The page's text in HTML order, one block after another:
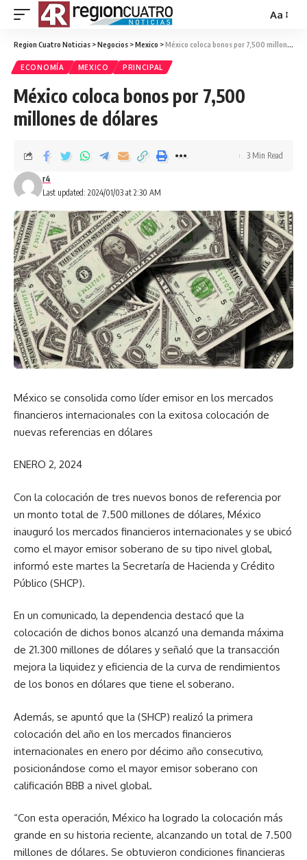
Aa
Region Cuatro Noticias >Negocios >Mexico >México coloca bonos por 7,500 millones de dólares
ECONOMÍA MEXICO PRINCIPAL
México coloca bonos por 7,500
millones de dólares
Last updated: 2024/01/03 at 2:30 AM
r4
3 Min Read
México se consolida como líder emisor en los mercados
financieros internacionales con la exitosa colocación de
nuevas referencias en dólares
ENERO 2, 2024
Con la colocación de tres nuevos bonos de referencia por
un monto total de 7.500 millones de dólares, México
inauguró los mercados financieros internacionales y se ubicó
como el mayor emisor soberano de su tipo nivel global,
informó este martes la Secretaría de Hacienda y Crédito
Público (SHCP).
En un comunicado, la dependencia destacó que la
colocación de dichos bonos alcanzó una demanda máxima
de 21.300 millones de dólares y señaló que la transacción
mejora la liquidez y eficiencia de la curva de rendimientos
de los bonos en dólares que tiene el soberano.
Además, se apuntó que la (SHCP) realizó la primera
colocación del año en los mercados financieros
internacionales en enero por décimo año consecutivo,
posicionándose como el mayor emisor soberano con
calificación BBB a nivel global.
“Con esta operación, México ha logrado la colocación más
grande en su historia reciente, alcanzando un total de 7.500
millones de dólares. Se obtuvieron condiciones financieras